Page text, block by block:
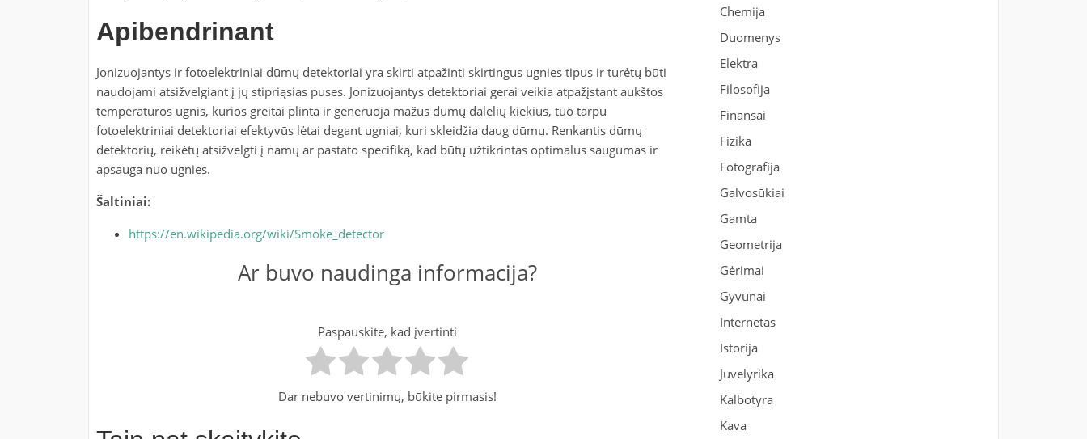
Apibendrinant
Jonizuojantys ir fotoelektriniai dūmų detektoriai yra skirti atpažinti skirtingus ugnies tipus ir turėtų būti
naudojami atsižvelgiant į jų stipriąsias puses. Jonizuojantys detektoriai gerai veikia atpažįstant aukštos
temperatūros ugnis, kurios greitai plinta ir generuoja mažus dūmų dalelių kiekius, tuo tarpu
fotoelektriniai detektoriai efektyvūs lėtai degant ugniai, kuri skleidžia daug dūmų. Renkantis dūmų
detektorių, reikėtų atsižvelgti į namų ar pastato specifiką, kad būtų užtikrintas optimalus saugumas ir
apsauga nuo ugnies.
Šaltiniai:
https://en.wikipedia.org/wiki/Smoke_detector
Ar buvo naudinga informacija?
Paspauskite, kad įvertinti
Dar nebuvo vertinimų, būkite pirmasis!
Chemija
Duomenys
Elektra
Filosofija
Finansai
Fizika
Fotografija
Galvosūkiai
Gamta
Geometrija
Gėrimai
Gyvūnai
Internetas
Istorija
Juvelyrika
Kalbotyra
Kava